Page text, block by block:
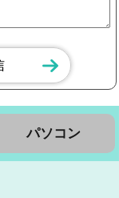
パソコン